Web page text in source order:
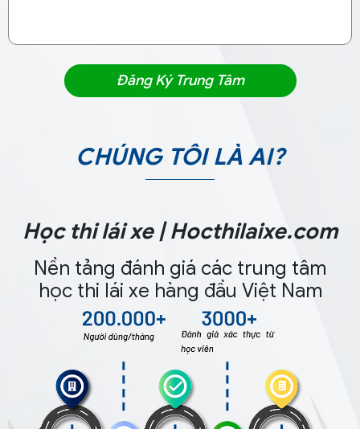
CHÚNG TÔI LÀ AI?
Học thi lái xe | Hocthilaixe.com
Nền tảng đánh giá các trung tâm
học thi lái xe hàng đầu Việt Nam